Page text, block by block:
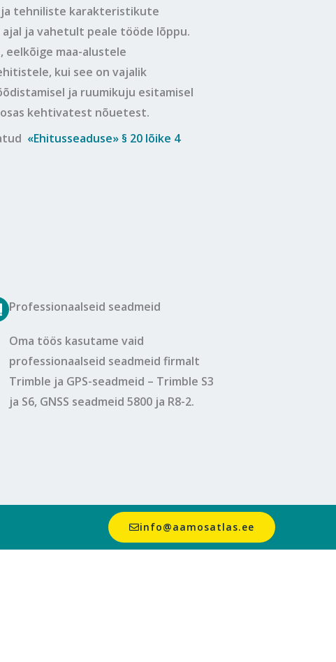
ja tehniliste karakteristikute
ja vahetult peale tööde lõppu.
maa-alustele
kui see on vajalik
ja ruumikuju esitamisel
kehtivatest nõuetest.
«Ehitusseaduse» § 20 lõike 4
Professionaalseid seadmeid
Oma töös kasutame vaid
professionaalseid seadmeid firmalt
Trimble ja GPS-seadmeid – Trimble S3
ja S6, GNSS seadmeid 5800 ja R8-2.
info@aamosatlas.ee